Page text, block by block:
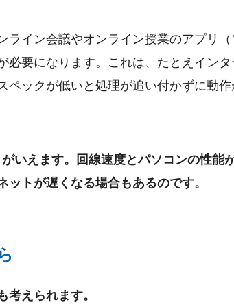
ライン会議やオンライン授業のアプリ（
必要になります。これは、たとえインタ
ペックが低いと処理が追い付かずに動作
いえます。回線速度とパソコンの性能
トが遅くなる場合もあるのです。
えられます。